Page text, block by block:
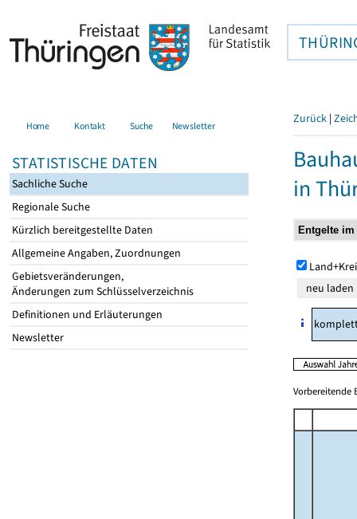
Home Kontakt Suche Newsletter
STATISTISCHE DATEN
Sachliche Suche
Regionale Suche
Kürzlich bereitgestellte Daten
Allgemeine Angaben, Zuordnungen
Gebietsveränderungen,
Änderungen zum Schlüsselverzeichnis
Definitionen und Erläuterungen
Newsletter
Zurück |
in
Vorbereitende